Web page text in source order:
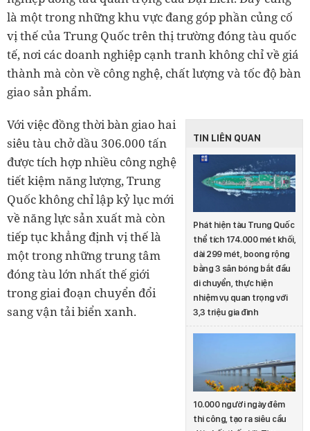
là một trong những khu vực đang góp phần củng cố
vị thế của Trung Quốc trên thị trường đóng tàu quốc
tế, nơi các doanh nghiệp cạnh tranh không chỉ về giá
thành mà còn về công nghệ, chất lượng và tốc độ bàn
giao sản phẩm.
TIN LIÊN QUAN
Phát hiện tàu Trung Quốc
thể tích 174.000 mét khối,
dài 299 mét, boong rộng
bằng 3 sân bóng bắt đầu
di chuyển, thực hiện
nhiệm vụ quan trọng với
3,3 triệu gia đình
10.000 người ngày đêm
thi công, tạo ra siêu cầu
Với việc đồng thời bàn giao hai
siêu tàu chở dầu 306.000 tấn
được tích hợp nhiều công nghệ
tiết kiệm năng lượng, Trung
Quốc không chỉ lập kỷ lục mới
về năng lực sản xuất mà còn
tiếp tục khẳng định vị thế là
một trong những trung tâm
đóng tàu lớn nhất thế giới
trong giai đoạn chuyển đổi
sang vận tải biển xanh.